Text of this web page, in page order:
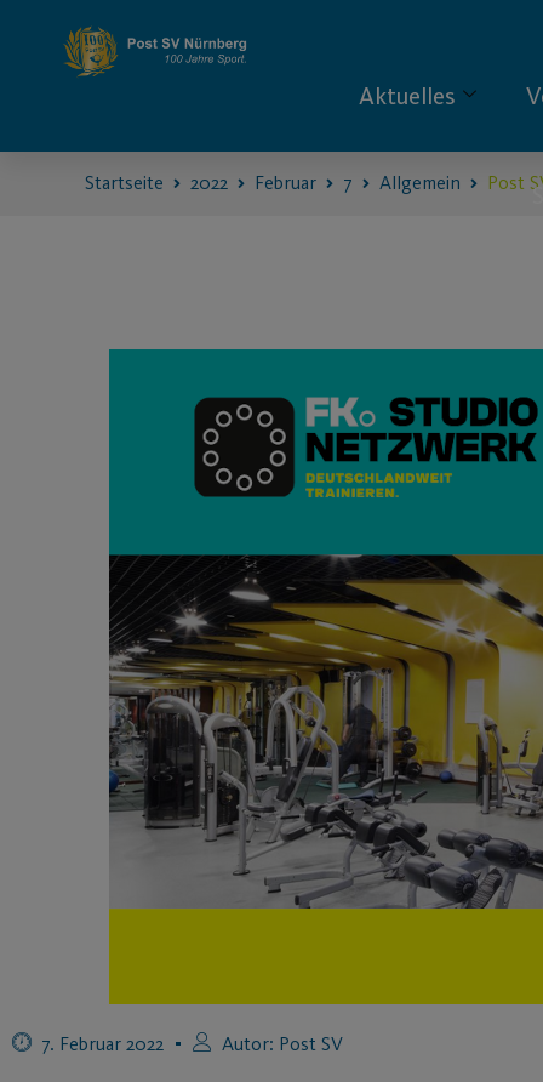
Aktuelles
Startseite 2022 Februar 7 Allgemein Post
7. Februar 2022 Autor: Post SV